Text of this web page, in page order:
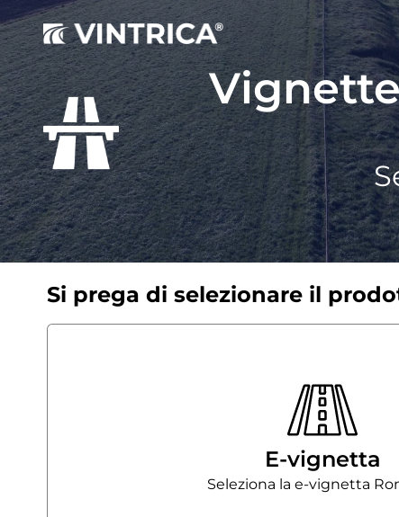
Si prega di selezionare il
E-vignetta
Seleziona la e-vignetta